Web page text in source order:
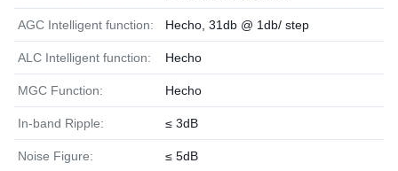
AGC Intelligent function: Hecho, 31db @ 1db/ step
ALC Intelligent function: Hecho
MGC Function: Hecho
In-band Ripple: ≤ 3dB
Noise Figure: ≤ 5dB